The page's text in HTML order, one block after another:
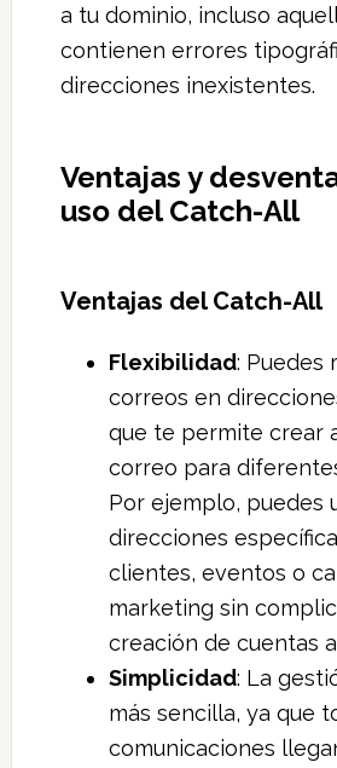
a tu dominio, incluso
contienen errores
direcciones inexistentes.
Ventajas y
uso del Catch-All
Ventajas del Catch-All
Flexibilidad: Puedes
correos en
que te permite crear
correo para
Por ejemplo, puedes
direcciones
clientes, eventos o
marketing sin
creación de cuentas
Simplicidad: La
más sencilla, ya que
comunicaciones